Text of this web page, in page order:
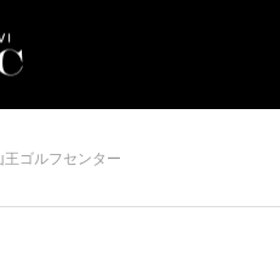
王ゴルフセンター